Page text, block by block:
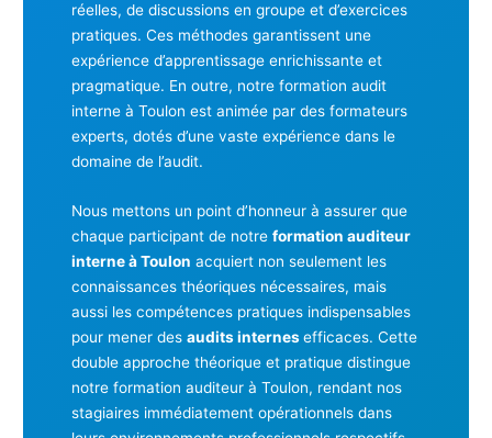
réelles, de discussions en groupe et d’exercices
pratiques. Ces méthodes garantissent une
expérience d’apprentissage enrichissante et
pragmatique. En outre, notre formation audit
interne à Toulon est animée par des formateurs
experts, dotés d’une vaste expérience dans le
domaine de l’audit.
Nous mettons un point d’honneur à assurer que
chaque participant de notre formation auditeur
interne à Toulon acquiert non seulement les
connaissances théoriques nécessaires, mais
aussi les compétences pratiques indispensables
pour mener des audits internesefficaces. Cette
double approche théorique et pratique distingue
notre formation auditeur à Toulon, rendant nos
stagiaires immédiatement opérationnels dans